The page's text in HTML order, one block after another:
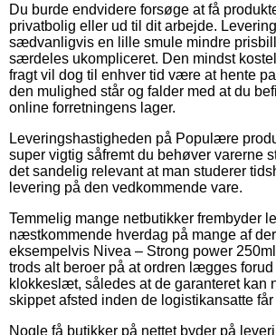
Du burde endvidere forsøge at få
privatbolig eller ud til dit arbejde.
sædvanligvis en lille smule mindre
særdeles ukompliceret. Den mindst
fragt vil dog til enhver tid være at hente
den mulighed står og falder med at du
online forretningens lager.
Leveringshastigheden på Populære
super vigtig såfremt du behøver varerne
det sandelig relevant at man studerer
levering på den vedkommende vare.
Temmelig mange netbutikker frembyder
næstkommende hverdag på mange af
eksempelvis Nivea – Strong power
trods alt beroer på at ordren lægges forud
klokkeslæt, således at de garanteret kan
skippet afsted inden de logistikansatte får
Nogle få butikker på nettet byder på